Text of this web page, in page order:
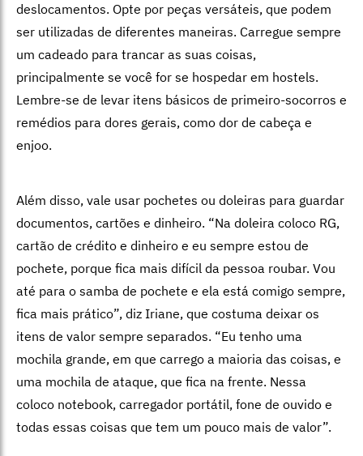
deslocamentos. Opte por peças versáteis, que podem
ser utilizadas de diferentes maneiras. Carregue sempre
um cadeado para trancar as suas coisas,
principalmente se você for se hospedar em hostels.
Lembre-se de levar itens básicos de primeiro-socorros e
remédios para dores gerais, como dor de cabeça e
enjoo.
Além disso, vale usar pochetes ou doleiras para guardar
documentos, cartões e dinheiro. “Na doleira coloco RG,
cartão de crédito e dinheiro e eu sempre estou de
pochete, porque fica mais difícil da pessoa roubar. Vou
até para o samba de pochete e ela está comigo sempre,
fica mais prático”, diz Iriane, que costuma deixar os
itens de valor sempre separados. “Eu tenho uma
mochila grande, em que carrego a maioria das coisas, e
uma mochila de ataque, que fica na frente. Nessa
coloco notebook, carregador portátil, fone de ouvido e
todas essas coisas que tem um pouco mais de valor”.